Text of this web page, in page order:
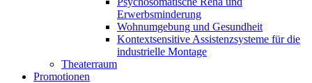
Erwerbsminderung
Wohnumgebung und Gesundheit
Kontextsensitive Assistenzsysteme für die
industrielle Montage
Theaterraum
Promotionen